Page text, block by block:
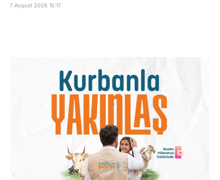
7 Avqust 2026 15:17